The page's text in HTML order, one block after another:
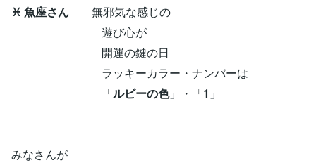
♓ 魚座さん 無邪気な感じの
遊び心が
開運の鍵の日
ラッキーカラー・ナンバーは
「ルビーの色」・「1 」
みなさんが